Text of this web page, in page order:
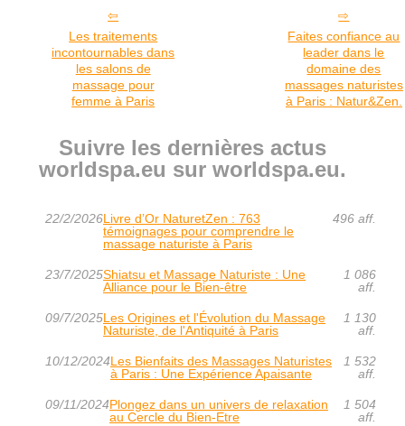
Les traitements
incontournables dans
les salons de
massage pour
femme à Paris
Faites confiance au
leader dans le
domaine des
massages naturistes
à Paris : Natur&Zen.
Suivre les dernières actus
worldspa.eu sur worldspa.eu.
22/2/2026Livre d’Or NaturetZen : 763
témoignages pour comprendre le
massage naturiste à Paris
496 aff.
23/7/2025Shiatsu et Massage Naturiste : Une
Alliance pour le Bien-être
1 086
aff.
09/7/2025Les Origines et l'Évolution du Massage
Naturiste, de l'Antiquité à Paris
1 130
aff.
10/12/2024Les Bienfaits des Massages Naturistes
à Paris : Une Expérience Apaisante
1 532
aff.
09/11/2024Plongez dans un univers de relaxation
au Cercle du Bien-Etre
1 504
aff.